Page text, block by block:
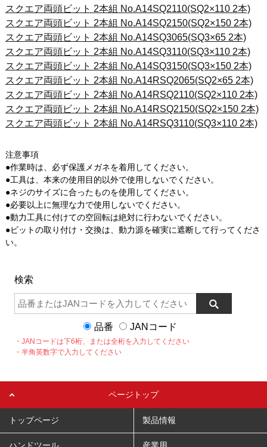
スクエア両頭ビット 2本組 No.A14SQ2110(SQ2×110 2本)
スクエア両頭ビット 2本組 No.A14SQ2150(SQ2×150 2本)
スクエア両頭ビット 2本組 No.A14SQ3065(SQ3×65 2本)
スクエア両頭ビット 2本組 No.A14SQ3110(SQ3×110 2本)
スクエア両頭ビット 2本組 No.A14SQ3150(SQ3×150 2本)
スクエア両頭ビット 2本組 No.A14RSQ2065(SQ2×65 2本)
スクエア両頭ビット 2本組 No.A14RSQ2110(SQ2×110 2本)
スクエア両頭ビット 2本組 No.A14RSQ2150(SQ2×150 2本)
スクエア両頭ビット 2本組 No.A14RSQ3110(SQ3×110 2本)
注意事項
●作業時は、必ず保護メガネを着用してください。
●工具は、本来の使用目的以外で使用しないでください。
●ネジのサイズに合ったものを使用してください。
●必要以上に無理な力で使用しないでください。
●動力工具に付けての空回転は絶対に行わないでください。
●ビットの取り付け・交換は、動力源を確実に遮断して行ってくださ
い。
検索
品番 JANコード
・JANコードは下6桁、または全桁を入力してください
・半角英数字で入力してください
ページトップ
トップページ 製品情報